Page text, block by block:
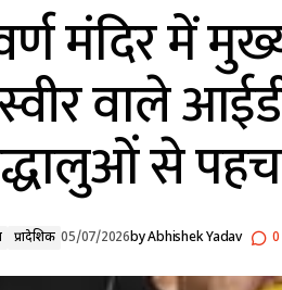
मंदिर में
वाले
से
प्रादेशिक 05/07/2026byAbhishek Yadav 0